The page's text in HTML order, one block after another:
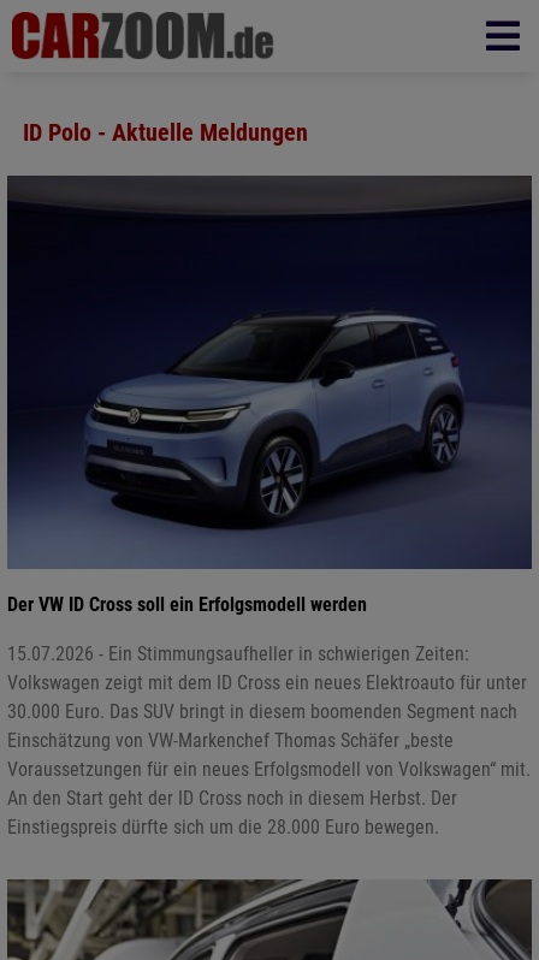
ID Polo - Aktuelle Meldungen
Der VW ID Cross soll ein Erfolgsmodell werden
15.07.2026 - Ein Stimmungsaufheller in schwierigen Zeiten:
Volkswagen zeigt mit dem ID Cross ein neues Elektroauto für unter
30.000 Euro. Das SUV bringt in diesem boomenden Segment nach
Einschätzung von VW-Markenchef Thomas Schäfer „beste
Voraussetzungen für ein neues Erfolgsmodell von Volkswagen“ mit.
An den Start geht der ID Cross noch in diesem Herbst. Der
Einstiegspreis dürfte sich um die 28.000 Euro bewegen.